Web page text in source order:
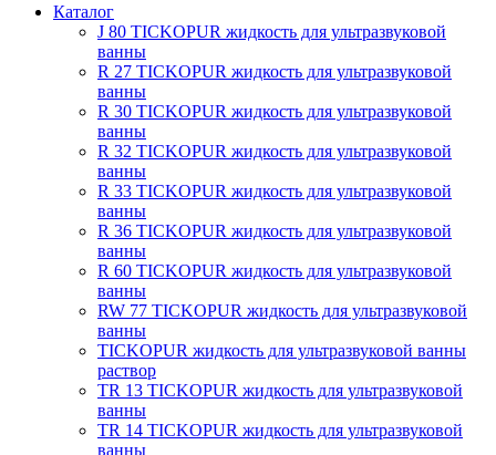
Каталог
J 80 TICKOPUR жидкость для ультразвуковой
ванны
R 27 TICKOPUR жидкость для ультразвуковой
ванны
R 30 TICKOPUR жидкость для ультразвуковой
ванны
R 32 TICKOPUR жидкость для ультразвуковой
ванны
R 33 TICKOPUR жидкость для ультразвуковой
ванны
R 36 TICKOPUR жидкость для ультразвуковой
ванны
R 60 TICKOPUR жидкость для ультразвуковой
ванны
RW 77 TICKOPUR жидкость для ультразвуковой
ванны
TICKOPUR жидкость для ультразвуковой ванны
раствор
TR 13 TICKOPUR жидкость для ультразвуковой
ванны
TR 14 TICKOPUR жидкость для ультразвуковой
ванны